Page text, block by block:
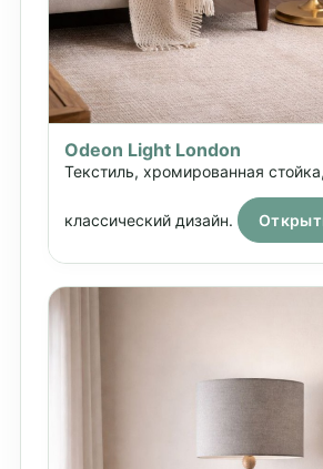
Odeon Light London
Текстиль, хромированная стойка,
классический дизайн.